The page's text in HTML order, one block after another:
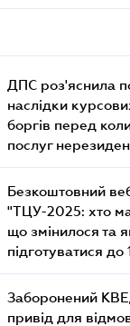
ДПС роз'яснила
наслідки
боргів перед
послуг
Безкоштовний
"ТЦУ-2025: хто
що змінилося та
підготуватися до
Заборонений
привід для